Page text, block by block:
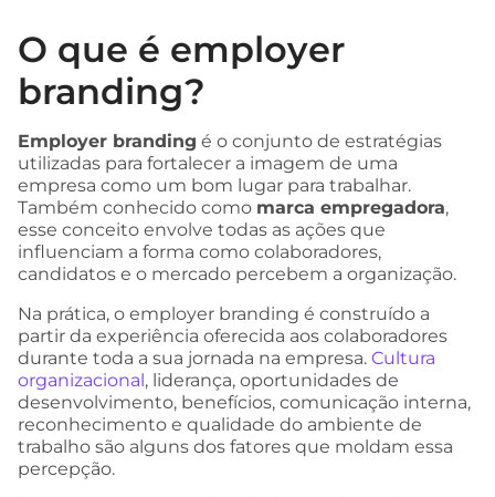
O que é employer
branding?
Employer branding é o conjunto de estratégias
utilizadas para fortalecer a imagem de uma
empresa como um bom lugar para trabalhar.
Também conhecido como marca empregadora,
esse conceito envolve todas as ações que
influenciam a forma como colaboradores,
candidatos e o mercado percebem a organização.
Na prática, o employer branding é construído a
partir da experiência oferecida aos colaboradores
durante toda a sua jornada na empresa. Cultura
organizacional, liderança, oportunidades de
desenvolvimento, benefícios, comunicação interna,
reconhecimento e qualidade do ambiente de
trabalho são alguns dos fatores que moldam essa
percepção.